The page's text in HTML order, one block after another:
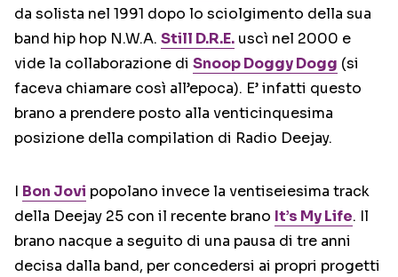
da solista nel 1991 dopo lo sciolgimento della sua
band hip hop N.W.A. Still D.R.E. uscì nel 2000 e
vide la collaborazione di Snoop Doggy Dogg (si
faceva chiamare così all’epoca). E’ infatti questo
brano a prendere posto alla venticinquesima
posizione della compilation di Radio Deejay.
I Bon Jovi popolano invece la ventiseiesima track
della Deejay 25 con il recente brano It’s My Life. Il
brano nacque a seguito di una pausa di tre anni
decisa dalla band, per concedersi ai propri progetti